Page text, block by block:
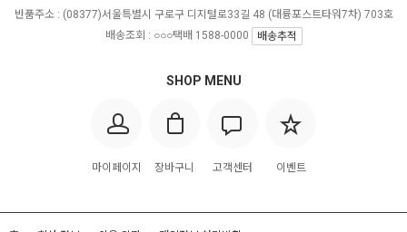
SHOP MENU
마이페이지 장바구니 고객센터 이벤트
반품주소 : (08377)서울특별시 구로구 디지털로33길 48 (대륭포스트타워7차) 703호
배송조회 : ○○○택배 1588-0000
배송추적